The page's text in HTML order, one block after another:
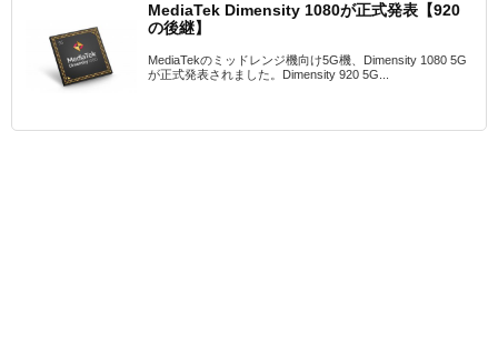
MediaTek Dimensity 1080が正式発表【920
の後継】
MediaTekのミッドレンジ機向け5G機、Dimensity 1080 5G
が正式発表されました。Dimensity 920 5G...